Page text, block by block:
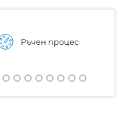
Ръчен процес